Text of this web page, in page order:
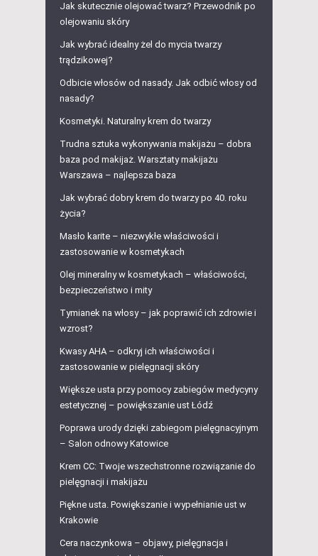
Jak skutecznie olejować twarz? Przewodnik po
olejowaniu skóry
Jak wybrać idealny żel do mycia twarzy
trądzikowej?
Odbicie włosów od nasady. Jak odbić włosy od
nasady?
Kosmetyki. Naturalny krem do twarzy
Trudna sztuka wykonywania makijażu – dobra
baza pod makijaż. Warsztaty makijażu
Warszawa – najlepsza baza
Jak wybrać dobry krem do twarzy po 40. roku
życia?
Masło karite – niezwykłe właściwości i
zastosowanie w kosmetykach
Olej mineralny w kosmetykach – właściwości,
bezpieczeństwo i mity
Tymianek na włosy – jak poprawić ich zdrowie i
wzrost?
Kwasy AHA – odkryj ich właściwości i
zastosowanie w pielęgnacji skóry
Większe usta przy pomocy zabiegów medycyny
estetycznej – powiększanie ust Łódź
Poprawa urody dzięki zabiegom pielęgnacyjnym
– Salon odnowy Katowice
Krem CC: Twoje wszechstronne rozwiązanie do
pielęgnacji i makijażu
Piękne usta. Powiększanie i wypełnianie ust w
Krakowie
Cera naczynkowa – objawy, pielęgnacja i